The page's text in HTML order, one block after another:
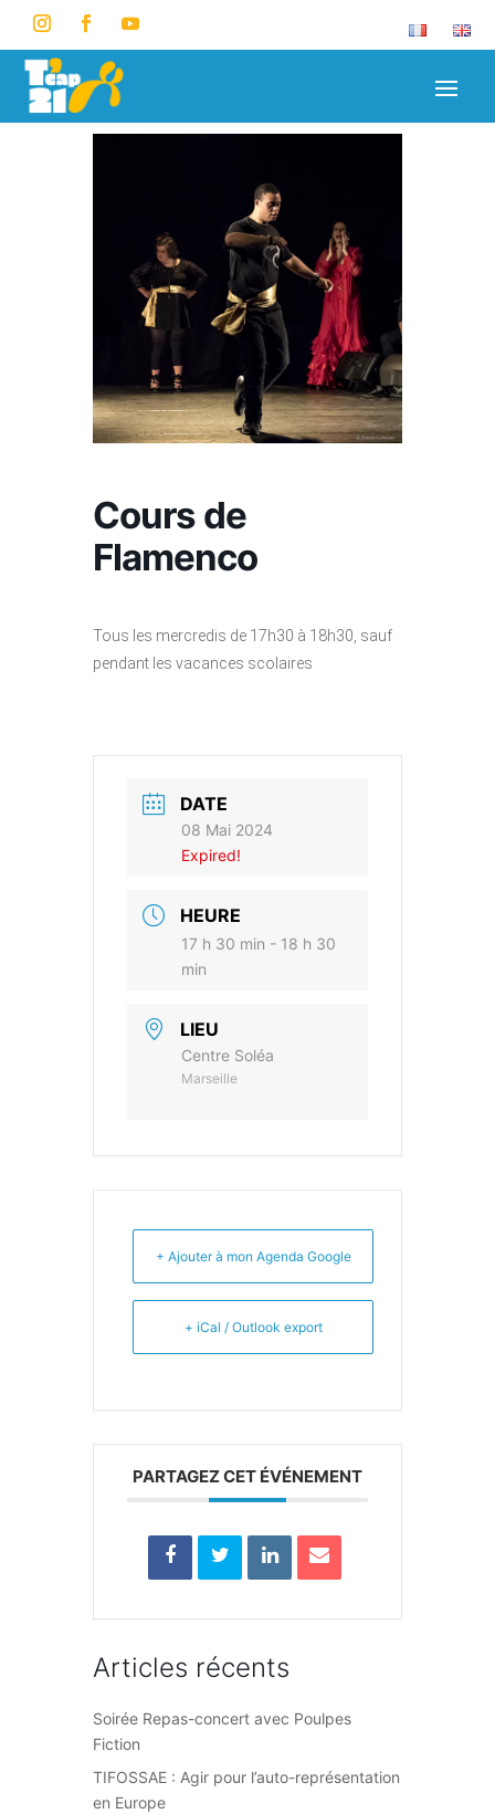
Cours de
Flamenco
Tous les mercredis de 17h30 à 18h30, sauf
pendant les vacances scolaires
DATE
08 Mai 2024
Expired!
HEURE
17 h 30 min - 18 h 30
min
LIEU
Centre Soléa
Marseille
+ Ajouter à mon Agenda Google
+ iCal / Outlook export
PARTAGEZ CET ÉVÉNEMENT
Articles récents
Soirée Repas-concert avec Poulpes
Fiction
TIFOSSAE : Agir pour l’auto-représentation
en Europe